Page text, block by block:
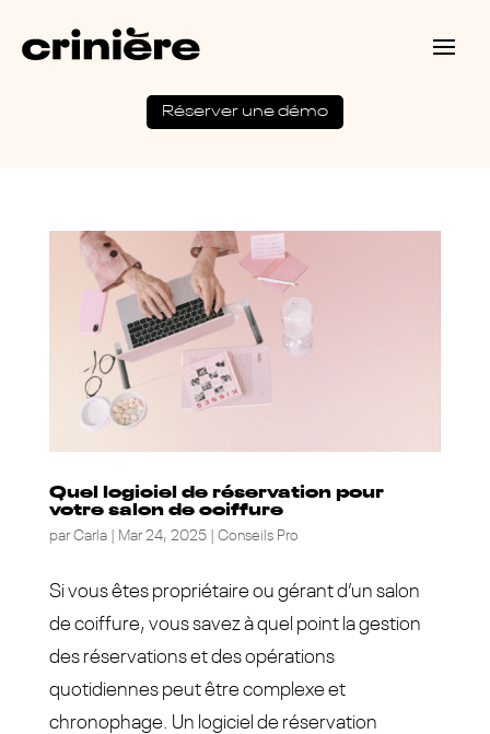
Réserver une démo
Quel logiciel de réservation pour
votre salon de coiffure
par Carla| Mar 24, 2025| Conseils Pro
Si vous êtes propriétaire ou gérant d’un salon
de coiffure, vous savez à quel point la gestion
des réservations et des opérations
quotidiennes peut être complexe et
chronophage. Un logiciel de réservation